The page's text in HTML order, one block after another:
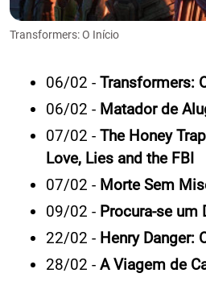
Transformers: O Início
06/02 - Transformers:
06/02 - Matador de
07/02 - The Honey
Love, Lies and the FBI
07/02 - Morte Sem
09/02 - Procura-se um
22/02 - Henry Danger:
28/02 - A Viagem de